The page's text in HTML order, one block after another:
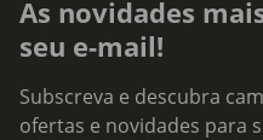
As novidades
seu e-mail!
Subscreva e descubra
ofertas e novidades para